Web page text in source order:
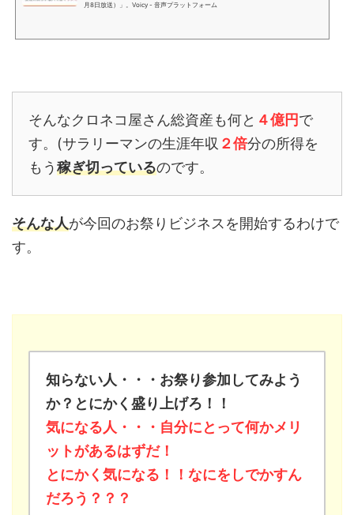
月8日放送）」。Voicy - 音声プラットフォーム
そんなクロネコ屋さん総資産も何と ４億円で
す。(サラリーマンの生涯年収 ２倍分の所得を
もう稼ぎ切っているのです。
そんな人が今回のお祭りビジネスを開始するわけで
す。
知らない人・・・お祭り参加してみよう
か？とにかく盛り上げろ！！
気になる人・・・自分にとって何かメリ
ットがあるはずだ！
とにかく気になる！！なにをしでかすん
だろう？？？